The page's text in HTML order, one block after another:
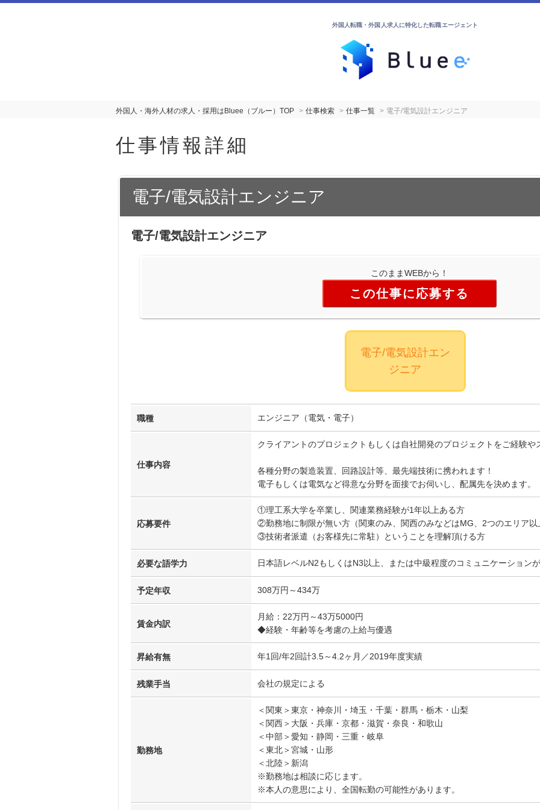
外国人転職・外国人求人に特化した転職エージェント
外国人・海外人材の求人・採用はBluee（ブルー）TOP 仕事検索 仕事一覧 電子/電気設計エンジニア
仕事情報詳細
電子/電気設計エンジニア
電子/電気設計エンジニア
このままWEBから！
この仕事に応募する
電子/電気設計エン
ジニア
職種 エンジニア（電気・電子）
仕事内容
クライアントのプロジェクトもしくは自社開発のプロジェクトをご経験や
各種分野の製造装置、回路設計等、最先端技術に携われます！
電子もしくは電気など得意な分野を面接でお伺いし、配属先を決めます。
応募要件
①理工系大学を卒業し、関連業務経験が1年以上ある方
②勤務地に制限が無い方（関東のみ、関西のみなどはMG、2つのエリア以
③技術者派遣（お客様先に常駐）ということを理解頂ける方
必要な語学力 日本語レベルN2もしくはN3以上、または中級程度のコミュニケーション
予定年収 308万円～434万
賃金内訳
月給：22万円～43万5000円
◆経験・年齢等を考慮の上給与優遇
昇給有無 年1回/年2回計3.5～4.2ヶ月／2019年度実績
残業手当 会社の規定による
勤務地
＜関東＞東京・神奈川・埼玉・千葉・群馬・栃木・山梨
＜関西＞大阪・兵庫・京都・滋賀・奈良・和歌山
＜中部＞愛知・静岡・三重・岐阜
＜東北＞宮城・山形
＜北陸＞新潟
※勤務地は相談に応じます。
※本人の意思により、全国転勤の可能性があります。